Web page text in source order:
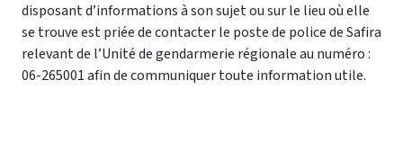
disposant d’informations à son sujet ou sur le lieu où elle
se trouve est priée de contacter le poste de police de Safira
relevant de l’Unité de gendarmerie régionale au numéro :
06-265001 afin de communiquer toute information utile.